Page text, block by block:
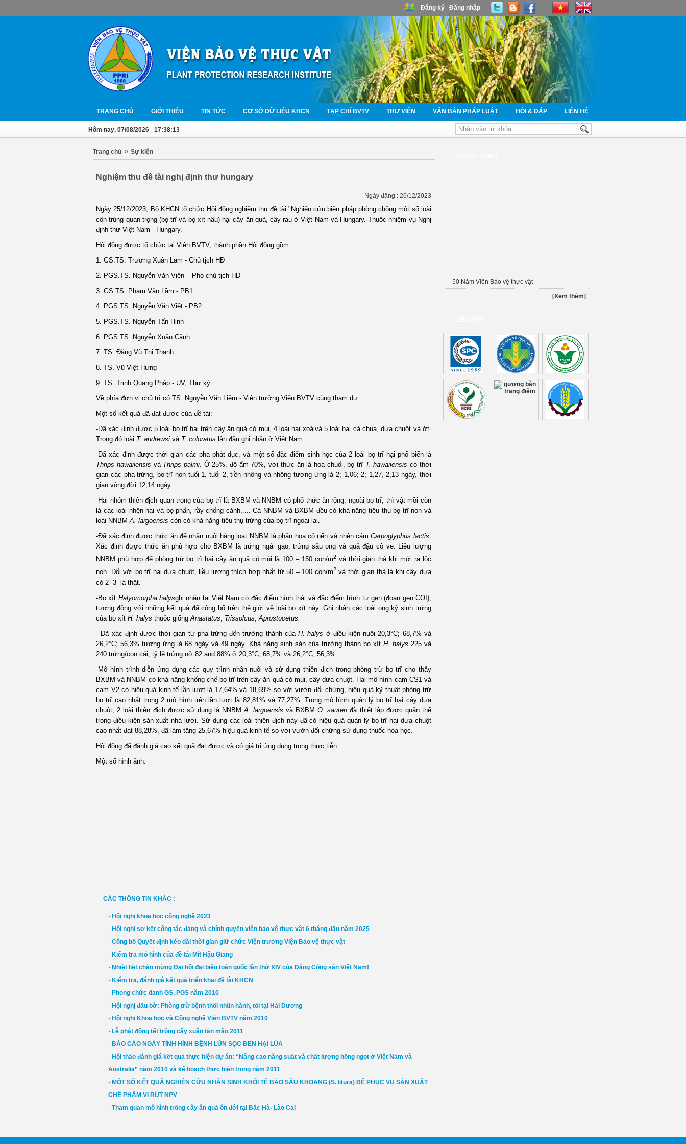
Đăng ký Đăng nhập
Hôm nay, 07/08/2026 17:38:13
TRANG CHỦ GIỚI THIỆU TIN TỨC CƠ SỞ DỮ LIỆU KHCN TẠP CHÍ BVTV THƯ VIỆN VĂN BẢN PHÁP LUẬT HỎI & ĐÁP LIÊN HỆ
Trang chủ » Sự kiện
Nghiệm thu đề tài nghị định thư hungary
Ngày đăng : 26/12/2023
Ngày 25/12/2023, Bộ KHCN tổ chức Hội đồng nghiệm thu đề tài "Nghiên cứu biện pháp phòng chống một số loài
côn trùng quan trọng (bọ trĩ và bọ xít nâu) hại cây ăn quả, cây rau ở Việt Nam và Hungary. Thuộc nhiệm vụ Nghị
định thư Việt Nam - Hungary.
Hội đồng được tổ chức tại Viện BVTV, thành phần Hội đồng gồm:
1. GS.TS. Trương Xuân Lam - Chủ tịch HĐ
2. PGS.TS. Nguyễn Văn Viên – Phó chủ tịch HĐ
3. GS.TS. Phạm Văn Lầm - PB1
4. PGS.TS. Nguyễn Văn Viết - PB2
5. PGS.TS. Nguyễn Tấn Hinh
6. PGS.TS. Nguyễn Xuân Cảnh
7. TS. Đặng Vũ Thị Thanh
8. TS. Vũ Việt Hưng
9. TS. Trịnh Quang Pháp - UV, Thư ký
Về phía đơn vị chủ trì có TS. Nguyễn Văn Liêm - Viện trưởng Viện BVTV cùng tham dự.
Một số kết quả đã đạt được của đề tài:
-Đã xác định được 5 loài bọ trĩ hại trên cây ăn quả có múi, 4 loài hại xoàivà 5 loài hại cà chua, dưa chuột và ớt.
Trong đó loài T. andrewsi và T. coloratus lần đầu ghi nhận ở Việt Nam.
-Đã xác định được thời gian các pha phát dục, và một số đặc điểm sinh học của 2 loài bọ trĩ hại phổ biến là
Thrips hawaiiensis và Thrips palmi. Ở 25%, độ ẩm 70%, với thức ăn là hoa chuối, bọ trĩ T. hawaiiensis có thời
gian các pha trứng, bọ trĩ non tuổi 1, tuổi 2, tiền nhộng và nhộng tương ứng là 2; 1,06; 2; 1,27, 2,13 ngày, thời
gian vòng đời 12,14 ngày.
-Hai nhóm thiên địch quan trọng của bọ trĩ là BXBM và NNBM có phổ thức ăn rộng, ngoài bọ trĩ, thì vật mồi còn
là các loài nhện hại và bọ phấn, rầy chổng cánh,.... Cả NNBM và BXBM đều có khả năng tiêu thụ bọ trĩ non và
loài NNBMA. largoensis còn có khả năng tiêu thụ trứng của bọ trĩ ngoại lai.
-Đã xác định được thức ăn để nhân nuôi hàng loạt NNBM là phấn hoa cỏ nến và nhện cámCarpoglyphus lactis.
Xác định được thức ăn phù hợp cho BXBM là trứng ngài gạo, trứng sâu ong và quả đậu cô ve. Liều lượng
NNBM phù hợp để phòng trừ bọ trĩ hại cây ăn quả có múi là 100 – 150 con/m2và thời gian thả khi mới ra lộc
non. Đối với bọ trĩ hại dưa chuột, liều lượng thích hợp nhất từ 50 – 100 con/m2và thời gian thả là khi cây dưa
có 2- 3 lá thật.
-Bọ xít Halyomorpha halysghi nhận tại Việt Nam có đặc điểm hình thái và đặc điểm trình tự gen (đoạn gen COI),
tương đồng với những kết quả đã công bố trên thế giới về loài bọ xít này. Ghi nhận các loài ong ký sinh trứng
của bọ xítH. halys thuộc giốngAnastatus Trissolcus ,Aprostocetus.
- Đã xác định được thời gian từ pha trứng đến trưởng thành củaH. halys ở điều kiện nuôi 20,3°C; 68,7% và
26,2°C; 56,3% tương ứng là 68 ngày và 49 ngày. Khả năng sinh sản của trưởng thành bọ xít H. halys 225 và
240 trứng/con cái, tỷ lệ trứng nở 82 and 88% ở 20,3°C; 68,7% và 26,2°C; 56,3%.
-Mô hình trình diễn ứng dụng các quy trình nhân nuôi và sử dụng thiên địch trong phòng trừ bọ trĩ cho thấy
BXBM và NNBM có khả năng khống chế bọ trĩ trên cây ăn quả có múi, cây dưa chuột. Hai mô hình cam CS1 và
cam V2 có hiệu quả kinh tế lần lượt là 17,64% và 18,69% so với vườn đối chứng, hiệu quả kỹ thuật phòng trừ
bọ trĩ cao nhất trong 2 mô hình trên lần lượt là 82,81% và 77,27%. Trong mô hình quản lý bọ trĩ hại cây dưa
chuột, 2 loài thiên địch được sử dụng là NNBM A. largoensisvà BXBMO. sauteriđã thiết lập được quần thể
trong điều kiện sản xuất nhà lưới. Sử dụng các loài thiên địch này đã có hiệu quả quản lý bọ trĩ hại dưa chuột
cao nhất đạt 88,28%, đã làm tăng 25,67% hiệu quả kinh tế so với vườn đối chứng sử dụng thuốc hóa học.
Hội đồng đã đánh giá cao kết quả đạt được và có giá trị ứng dụng trong thực tiễn.
Một số hình ảnh:
CÁC THÔNG TIN KHÁC :
· Hội nghị khoa học công nghệ 2023
· Hội nghị sơ kết công tác đảng và chính quyền viện bảo vệ thực vật 6 tháng đầu năm 2025
· Công bố Quyết định kéo dài thời gian giữ chức Viện trưởng Viện Bảo vệ thực vật
· Kiểm tra mô hình của đề tài Mít Hậu Giang
· Nhiệt liệt chào mừng Đại hội đại biểu toàn quốc lần thứ XIV của Đảng Cộng sản Việt Nam!
· Kiểm tra, đánh giá kết quả triển khai đề tài KHCN
· Phong chức danh GS, PGS năm 2010
· Hội nghị đầu bờ: Phòng trừ bệnh thối nhũn hành, tỏi tại Hải Dương
· Hội nghị Khoa học và Công nghệ Viện BVTV năm 2010
· Lễ phát động tết trồng cây xuân tân mão 2011
· BÁO CÁO NGÀY TÌNH HÌNH BỆNH LÙN SỌC ĐEN HẠI LÚA
· Hội thảo đánh giá kết quả thực hiện dự án: “Nâng cao năng suất và chất lượng hồng ngọt ở Việt Nam và
Australia” năm 2010 và kế hoạch thực hiện trong năm 2011
· MỘT SỐ KẾT QUẢ NGHIÊN CỨU NHÂN SINH KHỐI TẾ BÀO SÂU KHOANG (S. litura) ĐỂ PHỤC VỤ SẢN XUẤT
CHẾ PHẨM VI RÚT NPV
· Tham quan mô hình trồng cây ăn quả ôn đới tại Bắc Hà- Lào Cai
50 Năm Viện Bảo vệ thực vật
[Xem thêm]